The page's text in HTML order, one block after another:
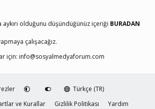
aykırı olduğunu düşündüğünüz içeriği BURADAN
çalışacağız.
için: info@sosyalmedyaforum.com
Türkçe (TR)
ve Kurallar Gizlilik Politikası
Yardım